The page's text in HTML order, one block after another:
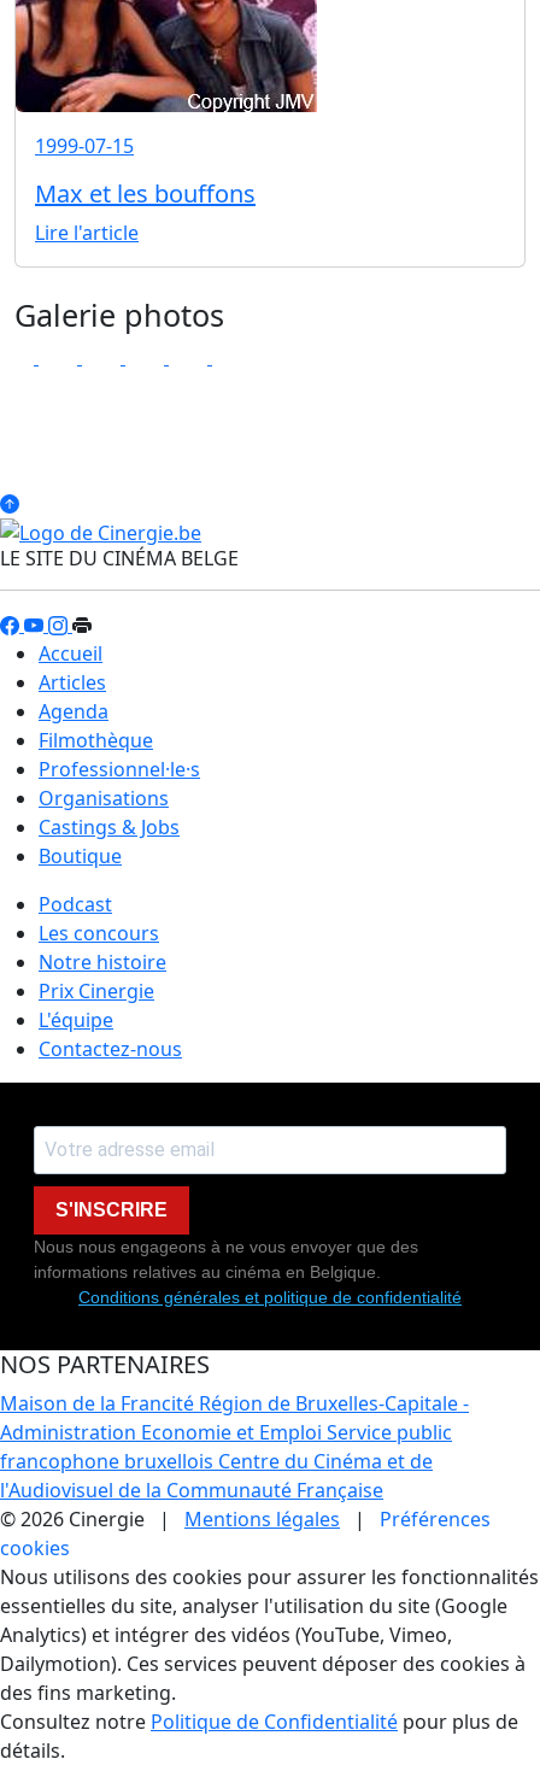
1999-07-15
Max et les bouffons
Lire l'article
Galerie photos
LE SITE DU CINÉMA BELGE
Accueil
Articles
Agenda
Filmothèque
Professionnel·le·s
Organisations
Castings & Jobs
Boutique
Podcast
Les concours
Notre histoire
Prix Cinergie
L'équipe
Contactez-nous
S'INSCRIRE
Nous nous engageons à ne vous envoyer que des
informations relatives au cinéma en Belgique.
Conditions générales et politique de confidentialité
NOS PARTENAIRES
Maison de la Francité Région de Bruxelles-Capitale -
Administration Economie et Emploi Service public
francophone bruxellois Centre du Cinéma et de
l'Audiovisuel de la Communauté Française
© 2026 Cinergie | Mentions légales | Préférences
cookies
Gestion des Cookies
Nous utilisons des cookies pour assurer les fonctionnalités
essentielles du site, analyser l'utilisation du site (Google
Analytics) et intégrer des vidéos (YouTube, Vimeo,
Dailymotion). Ces services peuvent déposer des cookies à
des fins marketing.
Consultez notre Politique de Confidentialité pour plus de
détails.